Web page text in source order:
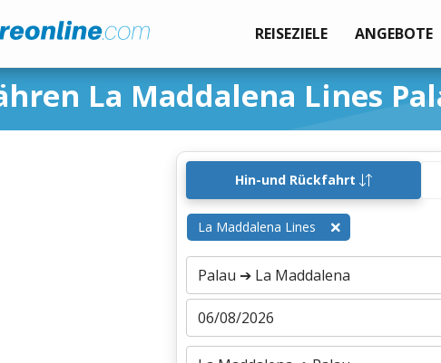
REISEZIELE ANGEBOTE
La Maddalena Lines
Hin-und Rückfahrt
La Maddalena Lines